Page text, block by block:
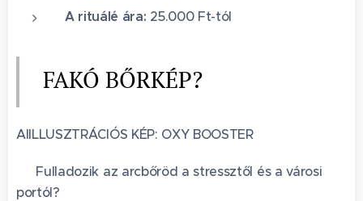
A rituálé ára: 25.000 Ft-tól
FAKÓ BŐRKÉP?
AIILLUSZTRÁCIÓS KÉP: OXY BOOSTER
🌫️ Fulladozik az arcbőröd a stressztől és a városi
portól?